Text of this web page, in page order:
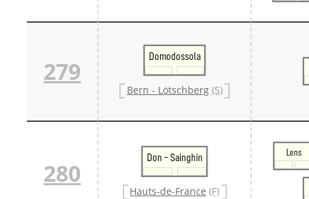
279
Domodossola
Bern - Lötschberg (S)
280
Don - Sainghin
Hauts-de-France (F)
Lens